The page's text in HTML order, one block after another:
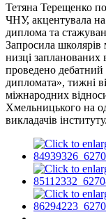
Тетяна Терещенко
ЧНУ, акцентувала
диплома та
Запросила школярів
низці запланованих
проведено
дипломата», тижні
міжнародних
Хмельницького на
викладачів інституту.